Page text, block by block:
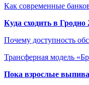
Как современные
Куда сходить в
Почему доступность
Трансферная модель
Пока взрослые